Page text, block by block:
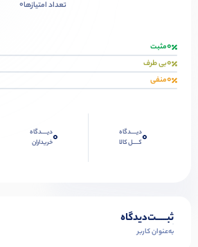
تعداد امتیازها0
0مثبت
0بی طرف
0منفی
0دیــــدگاه
کــــل کالا
0دیــــدگاه
خریداران
ثبـــــت‌دیدگاه
به‌عنوان کاربر